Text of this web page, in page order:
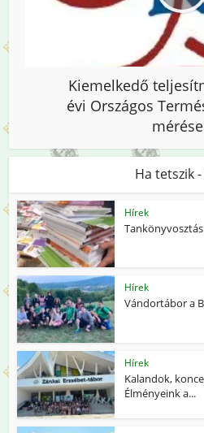
Kiemelkedő
évi Országos
Ha tetszik -
Hírek
Hírek
Vándortábor a
Hírek
Kalandok,
Élményeink a...